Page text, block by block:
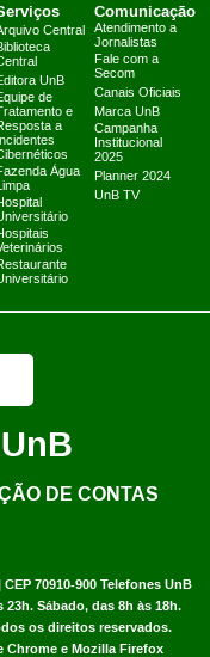
Central
UnB
de
e
a
Água
Comunicação
Atendimento a
Jornalistas
Fale com a
Secom
Canais Oficiais
Marca UnB
Campanha
Institucional
2025
Planner 2024
UnB TV
70910-900 Telefones UnB
Sábado, das 8h às 18h.
os direitos reservados.
e Mozilla Firefox
UnB
DE CONTAS